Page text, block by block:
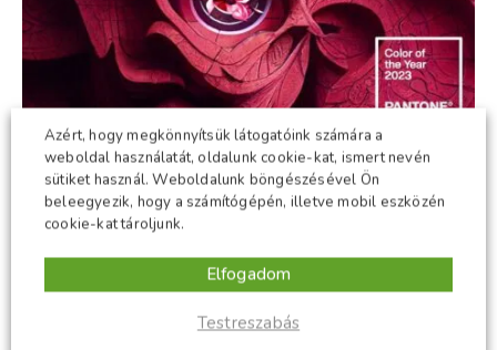
09
A 2023-as év színe: Viva Magenta 18-1750
Ennél aktuálisabbak nem is lehetnénk! 2000 óta minden év
decemberének elején aPantone Intézetbejelenti a
következő év színét. Idén...
read more
Azért, hogy megkönnyítsük látogatóink számára a
weboldal használatát, oldalunk cookie-kat, ismert nevén
sütiket használ. Weboldalunk böngészésével Ön
beleegyezik, hogy a számítógépén, illetve mobil eszközén
cookie-kat tároljunk.
Testreszabás
Elfogadom